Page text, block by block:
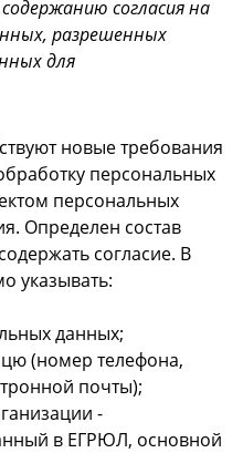
согласия на
разрешенных
для
новые требования
персональных
персональных
Определен состав
согласие. В
указывать:
данных;
(номер телефона,
почты);
-
в ЕГРЮЛ, основной